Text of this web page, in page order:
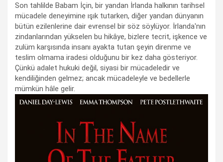
Son tahlilde Babam İçin, bir yandan İrlanda halkının tarihsel
mücadele deneyimine ışık tutarken, diğer yandan dünyanın
bütün ezilenlerine dair evrensel bir söz söylüyor. İrlanda'nın
zindanlarından yükselen bu hikâye, bizlere tecrit, işkence ve
zulüm karşısında insanı ayakta tutan şeyin direnme ve
teslim olmama iradesi olduğunu bir kez daha gösteriyor.
Çünkü adalet hukuki değil, siyasi bir mücadeledir ve
kendiliğinden gelmez; ancak mücadeleyle ve bedellerle
mümkün hâle gelir.